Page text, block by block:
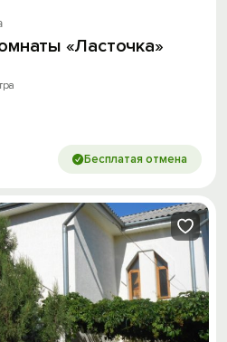
«Ласточка»
Бесплатая отмена